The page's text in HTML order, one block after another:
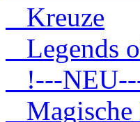
Kreuze
Legends
!---
Magische